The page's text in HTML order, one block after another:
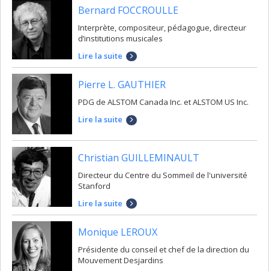
Bernard FOCCROULLE
Interprète, compositeur, pédagogue, directeur
d’institutions musicales
Lire la suite
Pierre L. GAUTHIER
PDG de ALSTOM Canada Inc. et ALSTOM US Inc.
Lire la suite
Christian GUILLEMINAULT
Directeur du Centre du Sommeil de l'université
Stanford
Lire la suite
Monique LEROUX
Présidente du conseil et chef de la direction du
Mouvement Desjardins